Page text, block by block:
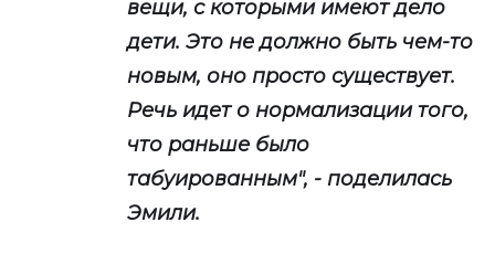
вещи, с которыми имеют дело
дети. Это не должно быть чем-то
новым, оно просто существует.
Речь идет о нормализации того,
что раньше было
табуированным", - поделилась
Эмили.